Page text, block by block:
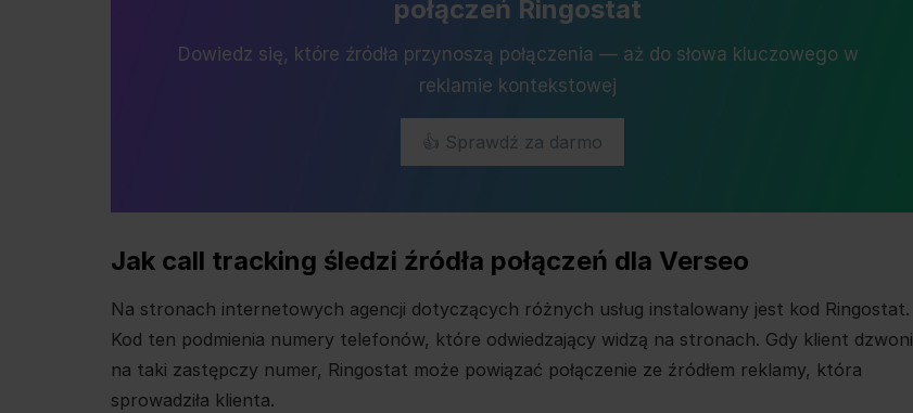
połączeń Ringostat
Dowiedz się, które źródła przynoszą połączenia — aż do słowa kluczowego w
reklamie kontekstowej
👍 Sprawdź za darmo
Jak call tracking śledzi źródła połączeń dla Verseo
Na stronach internetowych agencji dotyczących różnych usług instalowany jest kod Ringostat.
Kod ten podmienia numery telefonów, które odwiedzający widzą na stronach. Gdy klient dzwoni
na taki zastępczy numer, Ringostat może powiązać połączenie ze źródłem reklamy, która
sprowadziła klienta.